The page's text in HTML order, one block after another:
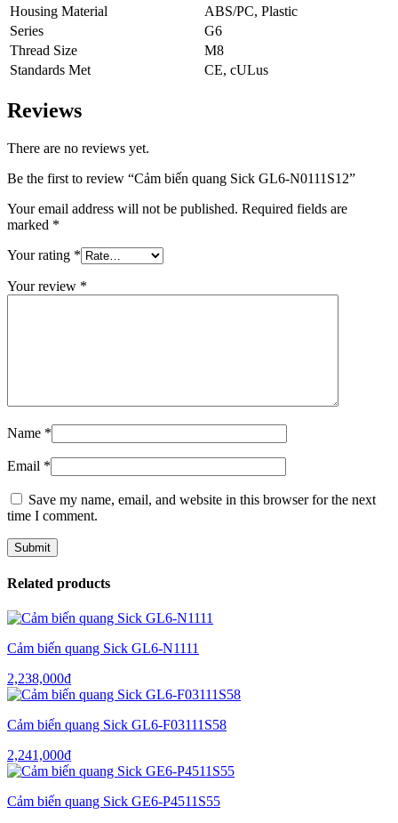
Housing Material
ABS/PC, Plastic
Series
G6
Thread Size
M8
Standards Met
CE, cULus
Reviews
There are no reviews yet.
Be the first to review “Cảm biến quang Sick GL6-N0111S12”
Your email address will not be published. Required fields are
marked *
Your rating *
Your review *
Name *
Email *
Save my name, email, and website in this browser for the next
time I comment.
Related products
Cảm biến quang Sick GL6-N1111
2,238,000₫
Cảm biến quang Sick GL6-F03111S58
2,241,000₫
Cảm biến quang Sick GE6-P4511S55